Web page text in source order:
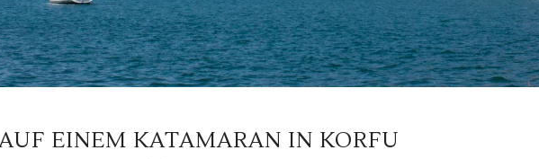
EINEM KATAMARAN IN KORFU